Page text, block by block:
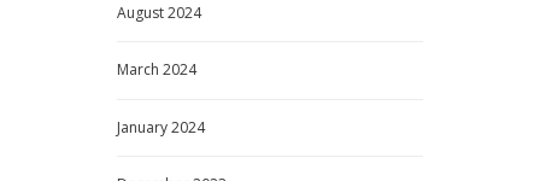
August2024
March 2024
January2024